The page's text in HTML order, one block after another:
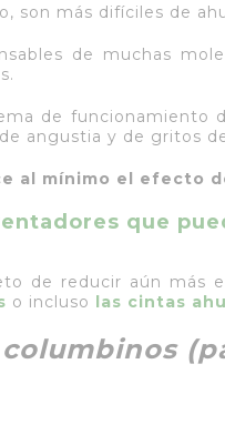
son más difíciles de
de muchas
de funcionamiento
angustia y de gritos
al mínimo el efecto
que
de reducir aún más
o incluso las cintas
columbinos